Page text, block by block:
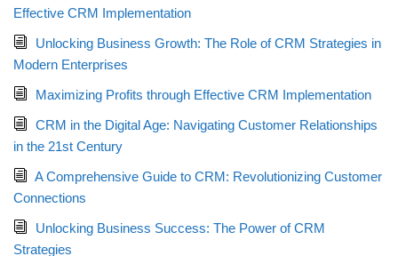
Effective CRM Implementation
Unlocking Business Growth: The Role of CRM Strategies in
Modern Enterprises
Maximizing Profits through Effective CRM Implementation
CRM in the Digital Age: Navigating Customer Relationships
in the 21st Century
A Comprehensive Guide to CRM: Revolutionizing Customer
Connections
Unlocking Business Success: The Power of CRM
Strategies